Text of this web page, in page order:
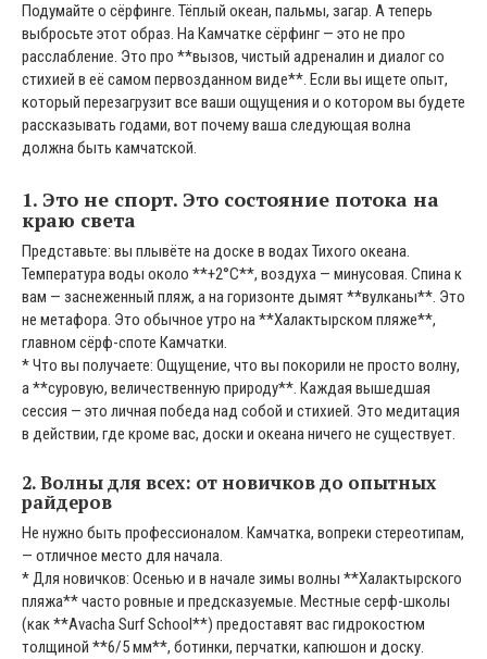
Подумайте о сёрфинге. Тёплый океан, пальмы, загар. А теперь
выбросьте этот образ. На Камчатке сёрфинг — это не про
расслабление. Это про **вызов, чистый адреналин и диалог со
стихией в её самом первозданном виде**. Если вы ищете опыт,
который перезагрузит все ваши ощущения и о котором вы будете
рассказывать годами, вот почему ваша следующая волна
должна быть камчатской.
1. Это не спорт. Это состояние потока на
краю света
Представьте: вы плывёте на доске в водах Тихого океана.
Температура воды около **+2°C**, воздуха — минусовая. Спина к
вам — заснеженный пляж, а на горизонте дымят **вулканы**. Это
не метафора. Это обычное утро на **Халактырском пляже**,
главном сёрф-споте Камчатки.
* Что вы получаете: Ощущение, что вы покорили не просто волну,
а **суровую, величественную природу**. Каждая вышедшая
сессия — это личная победа над собой и стихией. Это медитация
в действии, где кроме вас, доски и океана ничего не существует.
2. Волны для всех: от новичков до опытных
райдеров
Не нужно быть профессионалом. Камчатка, вопреки стереотипам,
— отличное место для начала.
* Для новичков: Осенью и в начале зимы волны **Халактырского
пляжа** часто ровные и предсказуемые. Местные серф-школы
(как **Avacha Surf School**) предоставят вас гидрокостюм
толщиной **6/5 мм**, ботинки, перчатки, капюшон и доску.